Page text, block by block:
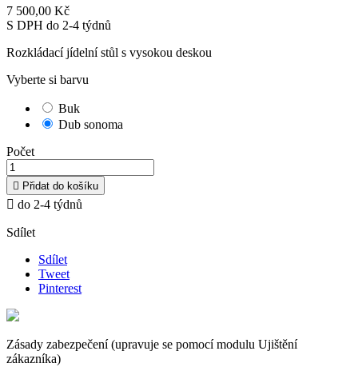
7 500,00 Kč
S DPH do 2-4 týdnů
Rozkládací jídelní stůl s vysokou deskou
Vyberte si barvu
Buk
Dub sonoma
Počet
 Přidat do košíku
 do 2-4 týdnů
Sdílet
Sdílet
Tweet
Pinterest
Zásady zabezpečení (upravuje se pomocí modulu Ujištění
zákazníka)